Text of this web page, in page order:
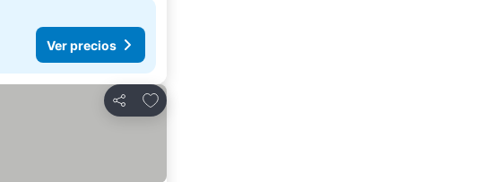
Ver precios
Compartir
Agregar a favoritos